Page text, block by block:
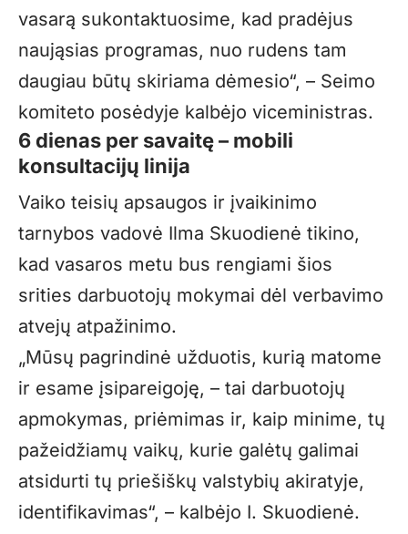
vasarą sukontaktuosime, kad pradėjus
naująsias programas, nuo rudens tam
daugiau būtų skiriama dėmesio“, – Seimo
komiteto posėdyje kalbėjo viceministras.
6 dienas per savaitę – mobili
konsultacijų linija
Vaiko teisių apsaugos ir įvaikinimo
tarnybos vadovė Ilma Skuodienė tikino,
kad vasaros metu bus rengiami šios
srities darbuotojų mokymai dėl verbavimo
atvejų atpažinimo.
„Mūsų pagrindinė užduotis, kurią matome
ir esame įsipareigoję, – tai darbuotojų
apmokymas, priėmimas ir, kaip minime, tų
pažeidžiamų vaikų, kurie galėtų galimai
atsidurti tų priešiškų valstybių akiratyje,
identifikavimas“, – kalbėjo I. Skuodienė.